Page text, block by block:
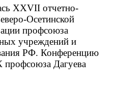
XXVII отчетно-
Осетинской
профсоюза
учреждений и
РФ. Конференцию
профсоюза Дагуева